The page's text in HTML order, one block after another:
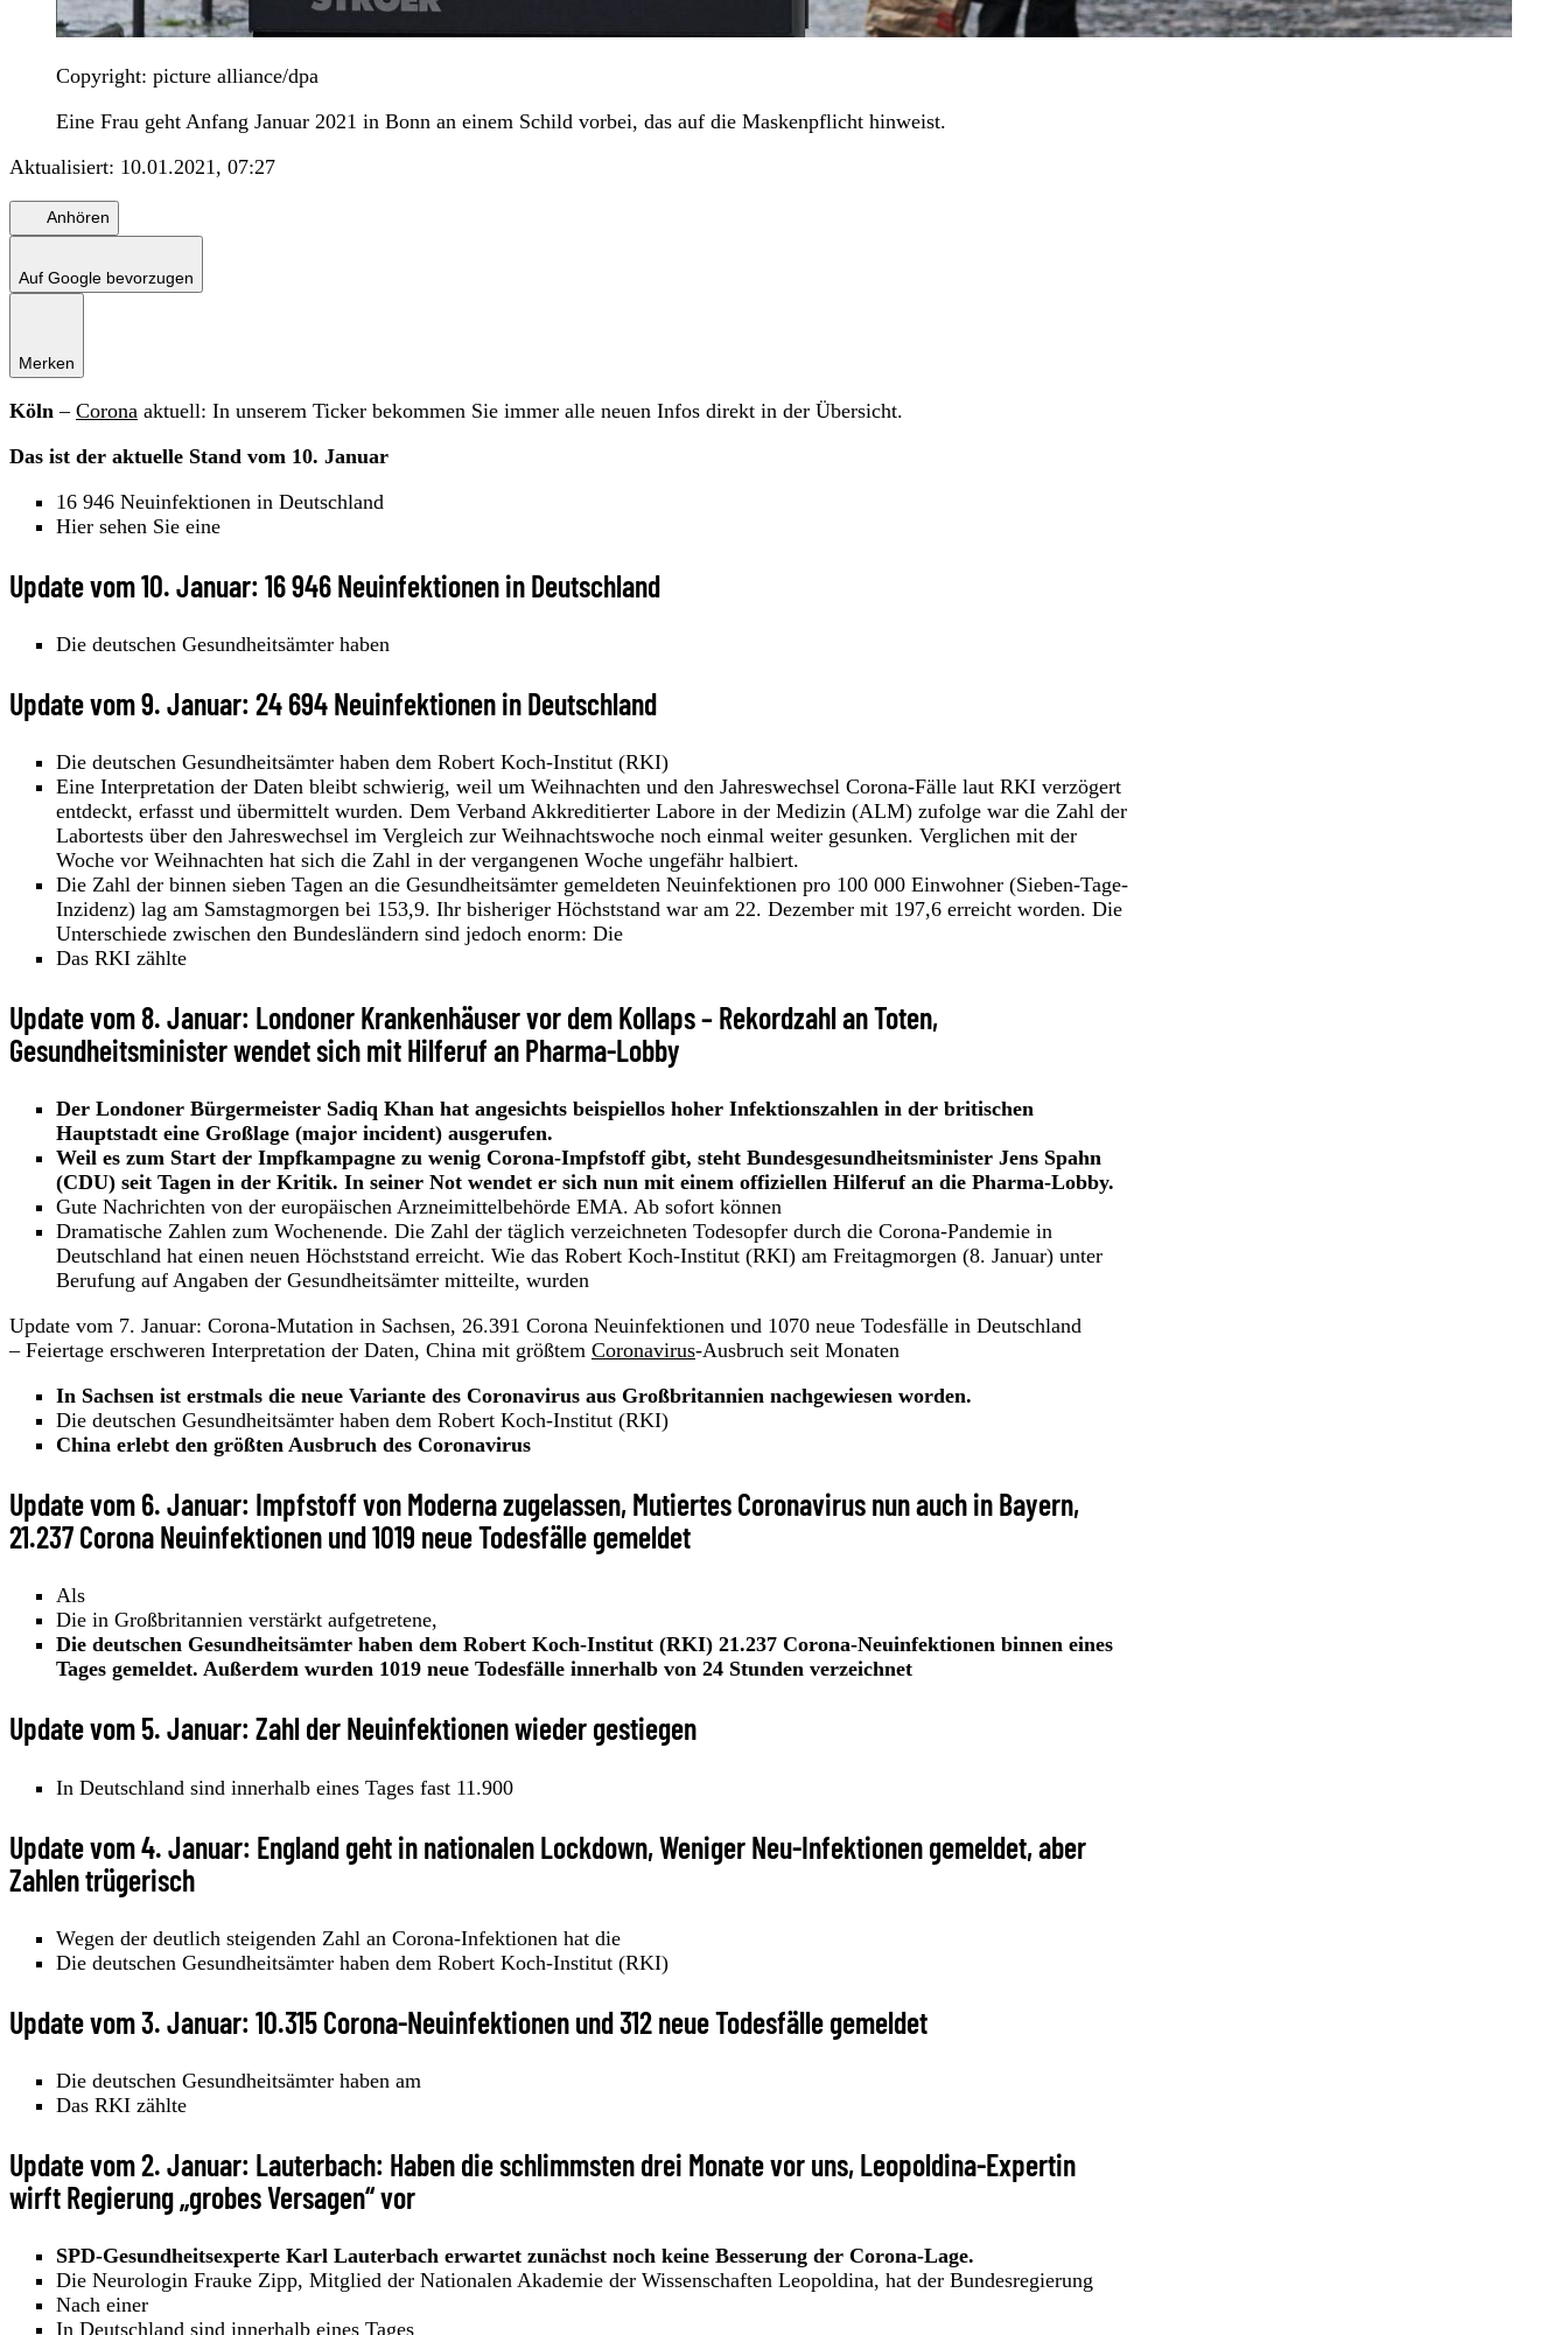
Copyright: picture alliance/dpa
Eine Frau geht Anfang Januar 2021 in Bonn an einem Schild vorbei, das auf die Maskenpflicht hinweist.
Aktualisiert: 10.01.2021, 07:27
Anhören
Auf Google bevorzugen
Merken
Köln – Corona aktuell: In unserem Ticker bekommen Sie immer alle neuen Infos direkt in der Übersicht.
Das ist der aktuelle Stand vom 10. Januar
16 946 Neuinfektionen in Deutschland
Hier sehen Sie eine
Update vom 10. Januar: 16 946 Neuinfektionen in Deutschland
Die deutschen Gesundheitsämter haben
Update vom 9. Januar: 24 694 Neuinfektionen in Deutschland
Die deutschen Gesundheitsämter haben dem Robert Koch-Institut (RKI)
Eine Interpretation der Daten bleibt schwierig, weil um Weihnachten und den Jahreswechsel Corona-Fälle laut RKI verzögert
entdeckt, erfasst und übermittelt wurden. Dem Verband Akkreditierter Labore in der Medizin (ALM) zufolge war die Zahl der
Labortests über den Jahreswechsel im Vergleich zur Weihnachtswoche noch einmal weiter gesunken. Verglichen mit der
Woche vor Weihnachten hat sich die Zahl in der vergangenen Woche ungefähr halbiert.
Die Zahl der binnen sieben Tagen an die Gesundheitsämter gemeldeten Neuinfektionen pro 100 000 Einwohner (Sieben-Tage-
Inzidenz) lag am Samstagmorgen bei 153,9. Ihr bisheriger Höchststand war am 22. Dezember mit 197,6 erreicht worden. Die
Unterschiede zwischen den Bundesländern sind jedoch enorm: Die
Das RKI zählte
Update vom 8. Januar: Londoner Krankenhäuser vor dem Kollaps – Rekordzahl an Toten,
Gesundheitsminister wendet sich mit Hilferuf an Pharma-Lobby
Der Londoner Bürgermeister Sadiq Khan hat angesichts beispiellos hoher Infektionszahlen in der britischen
Hauptstadt eine Großlage (major incident) ausgerufen.
Weil es zum Start der Impfkampagne zu wenig Corona-Impfstoff gibt, steht Bundesgesundheitsminister Jens Spahn
(CDU) seit Tagen in der Kritik. In seiner Not wendet er sich nun mit einem offiziellen Hilferuf an die Pharma-Lobby.
Gute Nachrichten von der europäischen Arzneimittelbehörde EMA. Ab sofort können
Dramatische Zahlen zum Wochenende. Die Zahl der täglich verzeichneten Todesopfer durch die Corona-Pandemie in
Deutschland hat einen neuen Höchststand erreicht. Wie das Robert Koch-Institut (RKI) am Freitagmorgen (8. Januar) unter
Berufung auf Angaben der Gesundheitsämter mitteilte, wurden
Update vom 7. Januar: Corona-Mutation in Sachsen, 26.391 Corona Neuinfektionen und 1070 neue Todesfälle in Deutschland
– Feiertage erschweren Interpretation der Daten, China mit größtem Coronavirus-Ausbruch seit Monaten
In Sachsen ist erstmals die neue Variante des Coronavirus aus Großbritannien nachgewiesen worden.
Die deutschen Gesundheitsämter haben dem Robert Koch-Institut (RKI)
China erlebt den größten Ausbruch des Coronavirus
Update vom 6. Januar: Impfstoff von Moderna zugelassen, Mutiertes Coronavirus nun auch in Bayern,
21.237 Corona Neuinfektionen und 1019 neue Todesfälle gemeldet
Als
Die in Großbritannien verstärkt aufgetretene,
Die deutschen Gesundheitsämter haben dem Robert Koch-Institut (RKI) 21.237 Corona-Neuinfektionen binnen eines
Tages gemeldet. Außerdem wurden 1019 neue Todesfälle innerhalb von 24 Stunden verzeichnet
Update vom 5. Januar: Zahl der Neuinfektionen wieder gestiegen
In Deutschland sind innerhalb eines Tages fast 11.900
Update vom 4. Januar: England geht in nationalen Lockdown, Weniger Neu-Infektionen gemeldet, aber
Zahlen trügerisch
Wegen der deutlich steigenden Zahl an Corona-Infektionen hat die
Die deutschen Gesundheitsämter haben dem Robert Koch-Institut (RKI)
Update vom 3. Januar: 10.315 Corona-Neuinfektionen und 312 neue Todesfälle gemeldet
Die deutschen Gesundheitsämter haben am
Das RKI zählte
Update vom 2. Januar: Lauterbach: Haben die schlimmsten drei Monate vor uns, Leopoldina-Expertin
wirft Regierung „grobes Versagen“ vor
SPD-Gesundheitsexperte Karl Lauterbach erwartet zunächst noch keine Besserung der Corona-Lage.
Die Neurologin Frauke Zipp, Mitglied der Nationalen Akademie der Wissenschaften Leopoldina, hat der Bundesregierung
Nach einer
In Deutschland sind innerhalb eines Tages